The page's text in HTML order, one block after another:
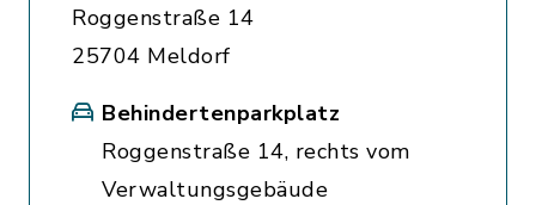
Roggenstraße 14
25704 Meldorf
Behindertenparkplatz
Roggenstraße 14, rechts vom
Verwaltungsgebäude